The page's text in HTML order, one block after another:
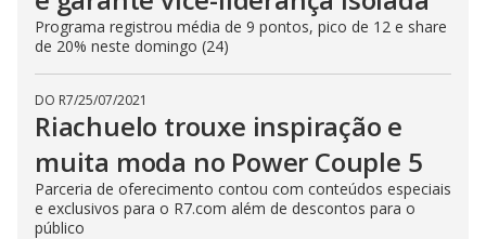
Programa registrou média de 9 pontos, pico de 12 e share
de 20% neste domingo (24)
DO R7/25/07/2021
Riachuelo trouxe inspiração e
muita moda no Power Couple 5
Parceria de oferecimento contou com conteúdos especiais
e exclusivos para o R7.com além de descontos para o
público